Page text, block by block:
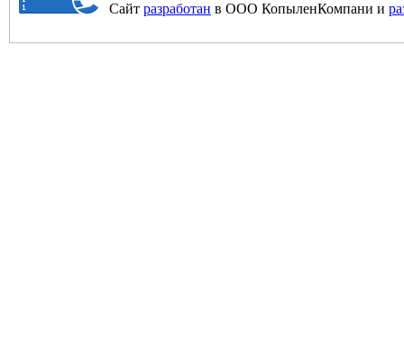
Сайт разработан в ООО КопыленКомпани и